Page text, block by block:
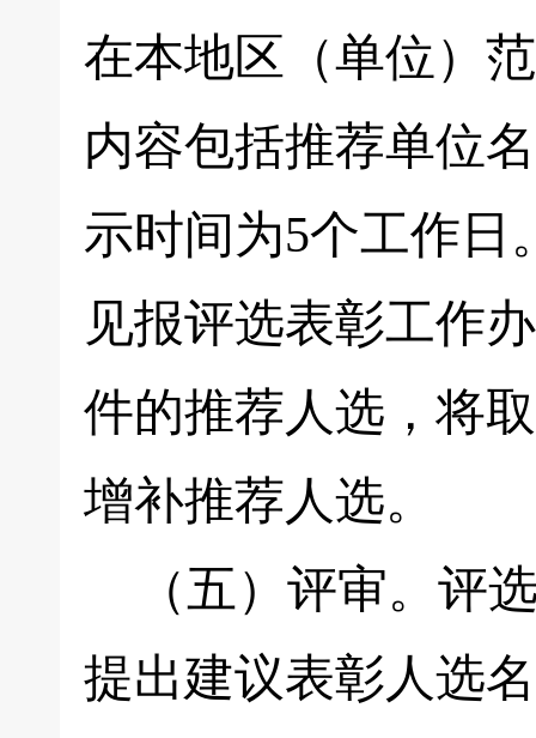
在本地区（单位）
内容包括推荐单位
示时间为5个工作日
见报评选表彰工作
件的推荐人选，将
增补推荐人选。
（五）评审。评
提出建议表彰人选